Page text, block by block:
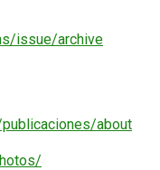
issue/archive
about